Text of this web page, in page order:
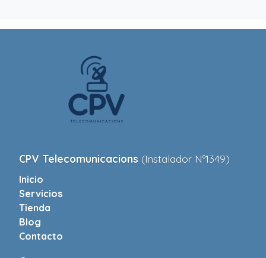
CPV Telecomunicacions (Instalador Nº1349)
Inicio
Servicios
Tienda
Blog
Contacto